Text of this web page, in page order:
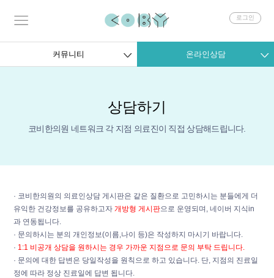
회로그인
커뮤니티 온라인상담
상담하기
코비한의원 네트워크 각 지점 의료진이 직접 상담해드립니다.
· 코비한의원의 의료인상담 게시판은 같은 질환으로 고민하시는 분들에게 더
유익한 건강정보를 공유하고자개방형 게시판으로 운영되며, 네이버 지식in
과 연동됩니다.
· 문의하시는 분의 개인정보(이름,나이 등)은 작성하지 마시기 바랍니다.
· 1:1 비공개 상담을 원하시는 경우 가까운 지점으로 문의 부탁 드립니다.
· 문의에 대한 답변은 당일작성을 원칙으로 하고 있습니다. 단, 지점의 진료일
정에 따라 정상 진료일에 답변 됩니다.